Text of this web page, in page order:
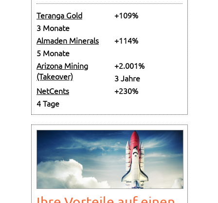
Teranga Gold
+109%
3 Monate
Almaden Minerals
+114%
5 Monate
Arizona Mining
(Takeover)
+2.001%
3 Jahre
NetCents
+230%
4 Tage